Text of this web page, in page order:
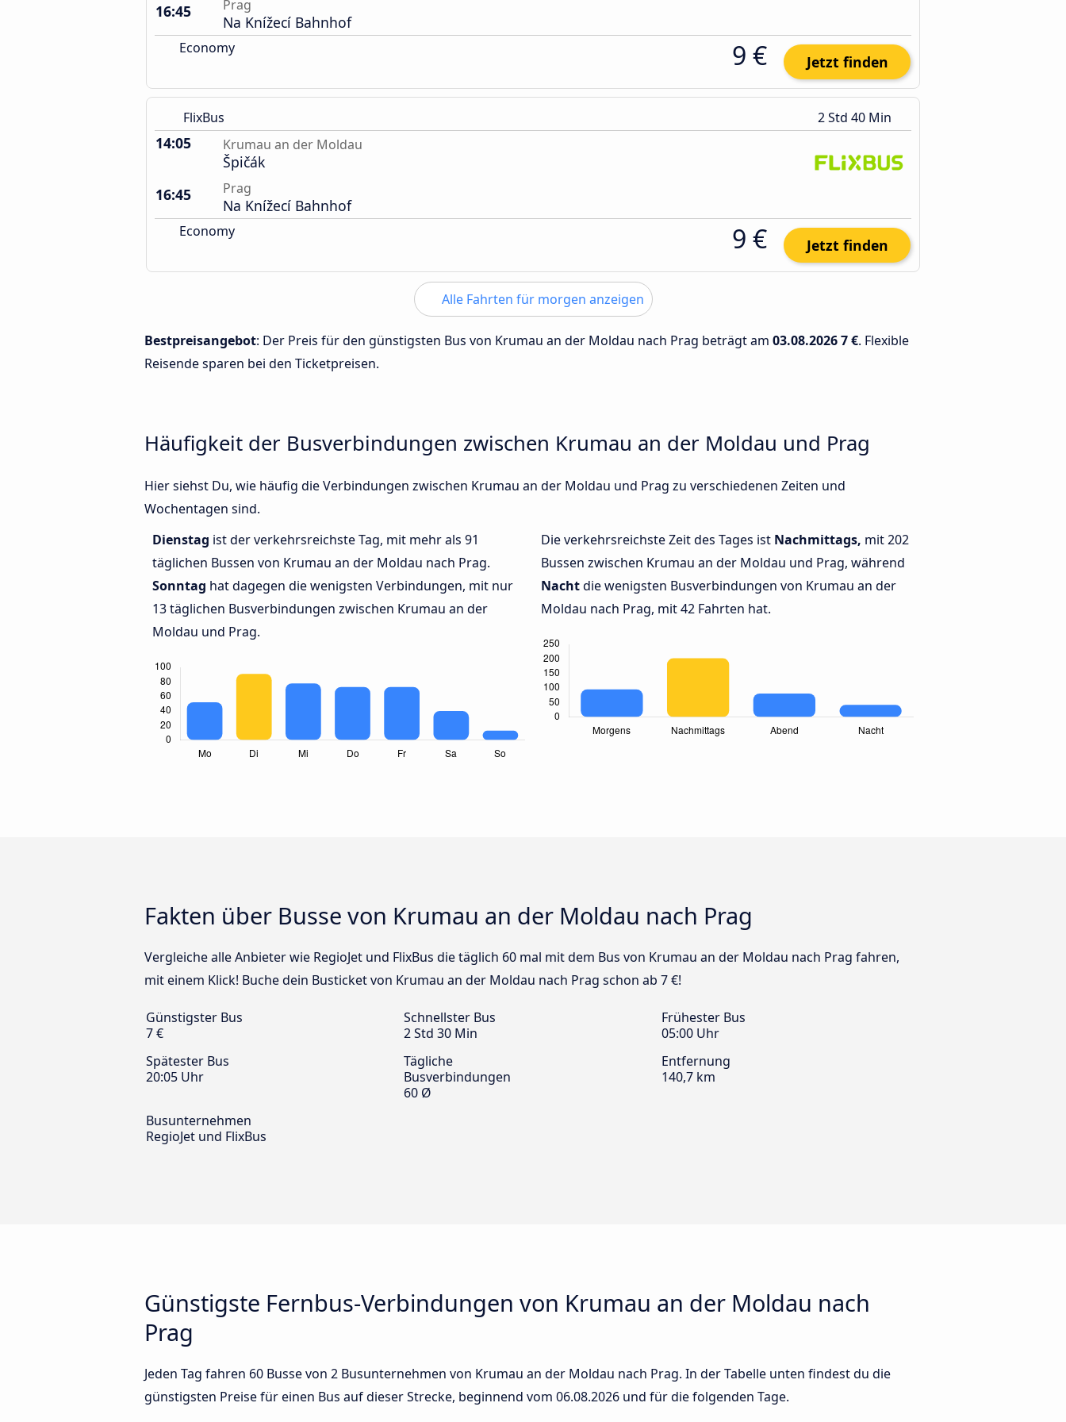
16:45
Prag
Na Knížecí Bahnhof
Economy 9 € Jetzt finden
FlixBus 2 Std 40 Min
14:05 Krumau an der Moldau
Špičák
16:45
Prag
Na Knížecí Bahnhof
Economy 9 € Jetzt finden
Alle Fahrten für morgen anzeigen
Bestpreisangebot: Der Preis für den günstigsten Bus von Krumau an der Moldau nach Prag beträgt am 03.08.20267 €. Flexible
Reisende sparen bei den Ticketpreisen.
Häufigkeit der Busverbindungen zwischen Krumau an der Moldau und Prag
Hier siehst Du, wie häufig die Verbindungen zwischen Krumau an der Moldau und Prag zu verschiedenen Zeiten und
Wochentagen sind.
Dienstag ist der verkehrsreichste Tag, mit mehr als 91
täglichen Bussen von Krumau an der Moldau nach Prag.
Sonntag hat dagegen die wenigsten Verbindungen, mit nur
13 täglichen Busverbindungen zwischen Krumau an der
Moldau und Prag.
Die verkehrsreichste Zeit des Tages ist Nachmittags, mit 202
Bussen zwischen Krumau an der Moldau und Prag, während
Nachtdie wenigsten Busverbindungen von Krumau an der
Moldau nach Prag, mit 42 Fahrten hat.
Fakten über Busse von Krumau an der Moldau nach Prag
Vergleiche alle Anbieter wie RegioJet und FlixBus die täglich 60 mal mit dem Bus von Krumau an der Moldau nach Prag fahren,
mit einem Klick! Buche dein Busticket von Krumau an der Moldau nach Prag schon ab 7 €!
Günstigster Bus
7 €
Schnellster Bus
2 Std 30 Min
Frühester Bus
05:00 Uhr
Spätester Bus
20:05 Uhr
Tägliche
Busverbindungen
60 Ø
Entfernung
140,7 km
Busunternehmen
RegioJet und FlixBus
Günstigste Fernbus-Verbindungen von Krumau an der Moldau nach
Prag
Jeden Tag fahren 60 Busse von 2 Busunternehmen von Krumau an der Moldau nach Prag. In der Tabelle unten findest du die
günstigsten Preise für einen Bus auf dieser Strecke, beginnend vom 06.08.2026 und für die folgenden Tage.